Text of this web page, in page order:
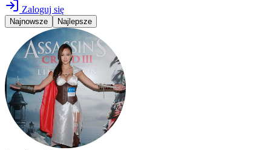
Zaloguj się
Najnowsze Najlepsze